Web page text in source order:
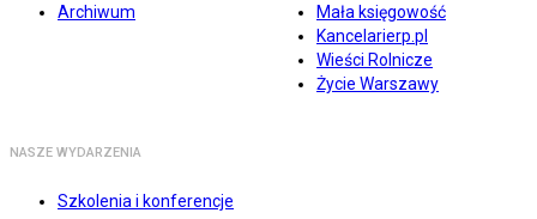
Archiwum
Mała księgowość
Kancelarierp.pl
Wieści Rolnicze
Życie Warszawy
NASZE WYDARZENIA
Szkolenia i konferencje